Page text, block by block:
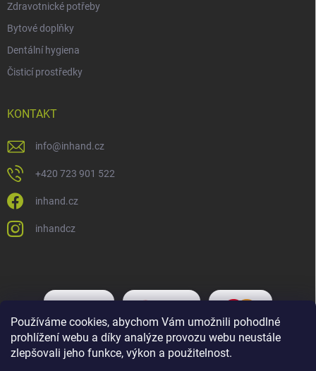
Používáme cookies, abychom Vám umožnili pohodlné
prohlížení webu a díky analýze provozu webu neustále
zlepšovali jeho funkce, výkon a použitelnost.
Zdravotnické potřeby
Bytové doplňky
Dentální hygiena
Čisticí prostředky
KONTAKT
info@inhand.cz
+420 723 901 522
inhand.cz
inhandcz